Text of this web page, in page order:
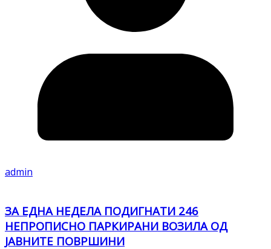
admin
ЗА ЕДНА НЕДЕЛА ПОДИГНАТИ 246
НЕПРОПИСНО ПАРКИРАНИ ВОЗИЛА ОД
ЈАВНИТЕ ПОВРШИНИ